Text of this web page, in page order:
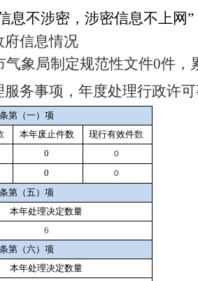
息不涉密，涉密信息不上网
府信息情况
气象局制定规范性文件0件，
务事项，年度处理行政许
第（一）项
本年废止件数 现行有效件数
0 0
0 0
第（五）项
本年处理决定数量
6
第（六）项
本年处理决定数量